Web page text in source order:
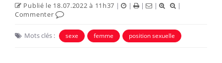
Publié le 18.07.2022 à 11h37 | | | |
|
Commenter
Mots clés : sexe femme position sexuelle